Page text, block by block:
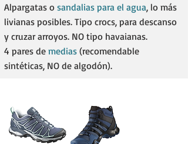
Alpargatas o sandalias para el agua, lo más
livianas posibles. Tipo crocs, para descanso
y cruzar arroyos. NO tipo havaianas.
4 pares de medias (recomendable
sintéticas, NO de algodón).